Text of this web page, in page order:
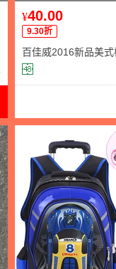
¥40.00
9.30折
百佳威2016新品美
学生双肩学生书包